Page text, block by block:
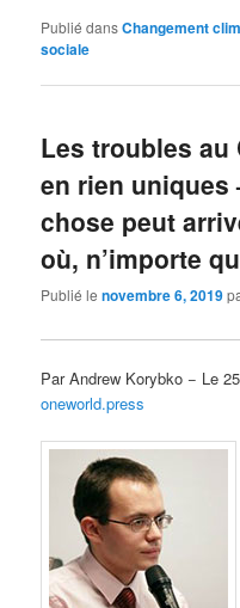
Publié dansChangement
sociale
Les troubles
en rien uniques
chose peut
où, n’importe
Publié lenovembre 6, 2019
Par Andrew Korybko − Le
oneworld.press